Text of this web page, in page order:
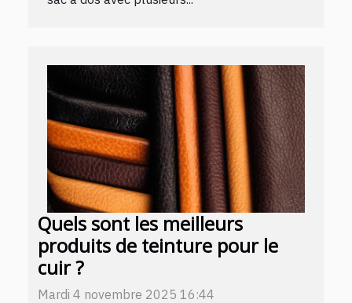
Quels sont les meilleurs
produits de teinture pour le
cuir ?
Mardi 4 novembre 2025 16:44